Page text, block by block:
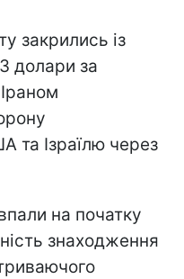
закрились із
долари за
та Ізраїлю через
на початку
знаходження